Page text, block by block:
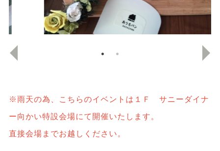
※雨天の為、こちらのイベントは１Ｆ サニーダイナ
ー向かい特設会場にて開催いたします。
直接会場までお越しください。